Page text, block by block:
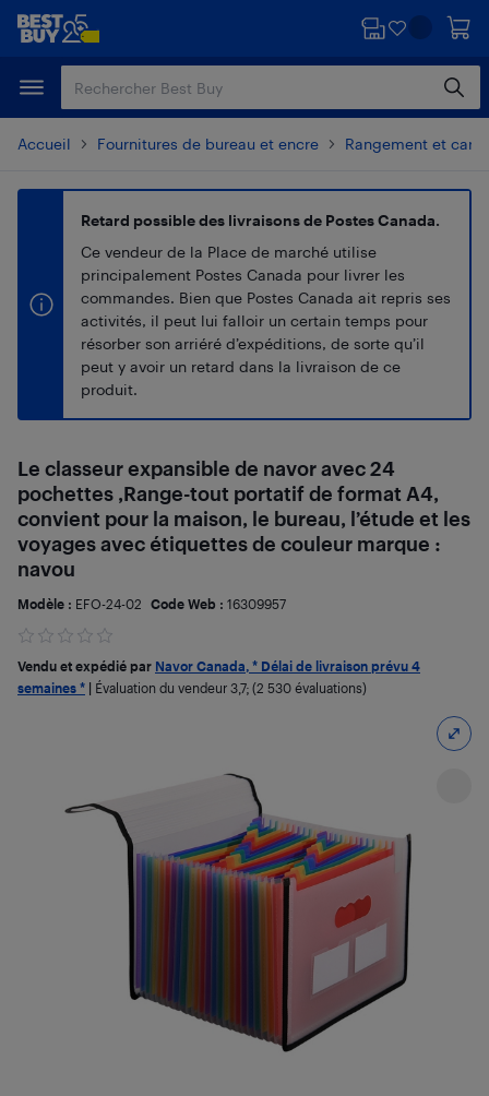
Passer
principal
Passer
Accueil Fournitures de bureau et encre Rangement et
Retard possible des livraisons de Postes Canada.
Ce vendeur de la Place de marché utilise
principalement Postes Canada pour livrer les
commandes. Bien que Postes Canada ait repris ses
activités, il peut lui falloir un certain temps pour
résorber son arriéré d’expéditions, de sorte qu’il
peut y avoir un retard dans la livraison de ce
produit.
Le classeur expansible de navor avec 24
pochettes ,Range-tout portatif de format A4,
convient pour la maison, le bureau, l’étude et les
voyages avec étiquettes de couleur marque :
navou
Modèle : EFO-24-02 Code Web : 16309957
Vendu et expédié par Navor Canada, * Délai de livraison prévu 4
semaines *
Évaluation du vendeur 3,7; (2 530 évaluations)